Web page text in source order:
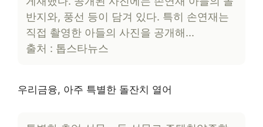
반지와, 풍선 등이 담겨 있다. 특히 손연재는
직접 촬영한 아들의 사진을 공개해…
출처 : 톱스타뉴스
우리금융, 아주 특별한 돌잔치 열어